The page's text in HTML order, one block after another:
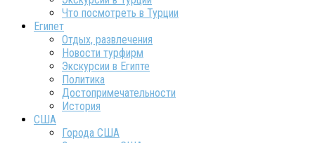
Что посмотреть в Турции
Египет
Отдых, развлечения
Новости турфирм
Экскурсии в Египте
Политика
Достопримечательности
История
США
Города США